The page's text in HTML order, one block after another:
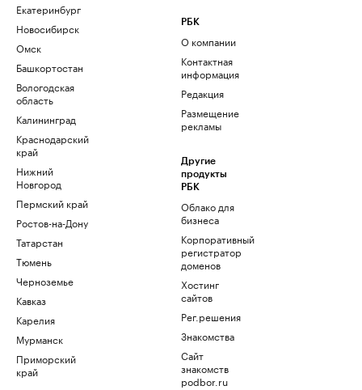
Екатеринбург
Новосибирск
Омск
Башкортостан
Вологодская
область
Калининград
Краснодарский
край
Нижний
Новгород
Пермский край
Ростов-на-Дону
Татарстан
Тюмень
Черноземье
Кавказ
Карелия
Мурманск
Приморский
край
РБК
О компании
Контактная
информация
Редакция
Размещение
рекламы
Другие
продукты
РБК
Облако для
бизнеса
Корпоративный
регистратор
доменов
Хостинг
сайтов
Рег.решения
Знакомства
Сайт
знакомств
podbor.ru